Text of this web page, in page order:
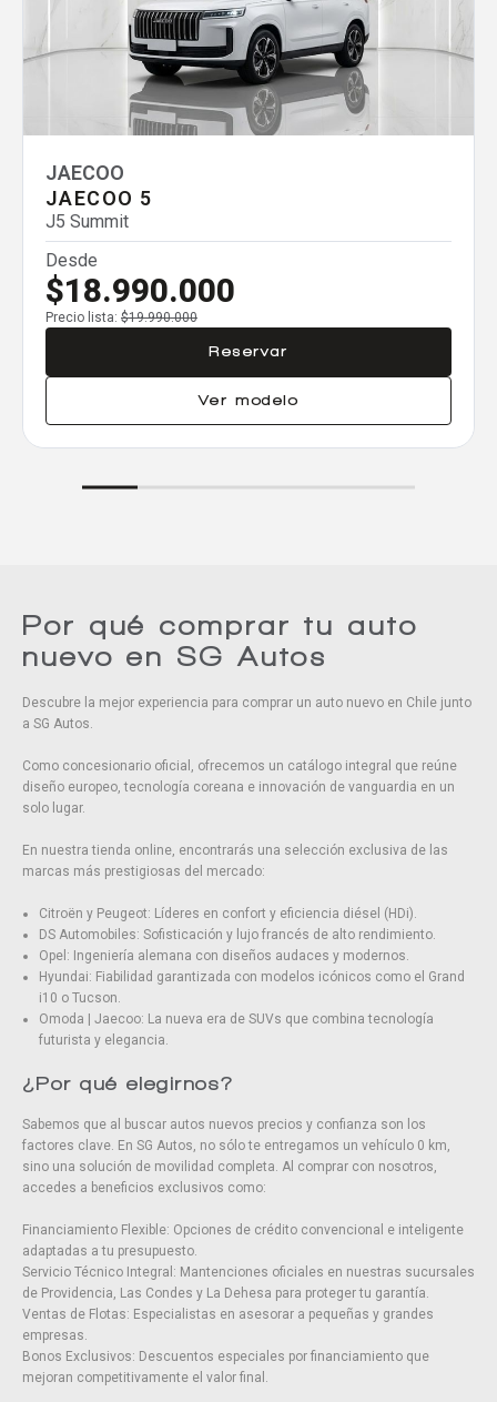
JAECOO
JAECOO 5
J5 Summit
Desde
$18.990.000
Precio lista: $19.990.000
Reservar
Ver modelo
Agregar un vehículo
Agregar un vehículo
Por qué comprar tu auto
nuevo en SG Autos
Descubre la mejor experiencia para comprar un auto nuevo en Chile junto
a SG Autos.
Como concesionario oficial, ofrecemos un catálogo integral que reúne
diseño europeo, tecnología coreana e innovación de vanguardia en un
solo lugar.
En nuestra tienda online, encontrarás una selección exclusiva de las
marcas más prestigiosas del mercado:
Citroën y Peugeot: Líderes en confort y eficiencia diésel (HDi).
DS Automobiles: Sofisticación y lujo francés de alto rendimiento.
Opel: Ingeniería alemana con diseños audaces y modernos.
Hyundai: Fiabilidad garantizada con modelos icónicos como el Grand
i10 o Tucson.
Omoda | Jaecoo: La nueva era de SUVs que combina tecnología
futurista y elegancia.
¿Por qué elegirnos?
Sabemos que al buscar autos nuevos precios y confianza son los
factores clave. En SG Autos, no sólo te entregamos un vehículo 0 km,
sino una solución de movilidad completa. Al comprar con nosotros,
accedes a beneficios exclusivos como:
Financiamiento Flexible: Opciones de crédito convencional e inteligente
adaptadas a tu presupuesto.
Servicio Técnico Integral: Mantenciones oficiales en nuestras sucursales
de Providencia, Las Condes y La Dehesa para proteger tu garantía.
Ventas de Flotas: Especialistas en asesorar a pequeñas y grandes
empresas.
Bonos Exclusivos: Descuentos especiales por financiamiento que
mejoran competitivamente el valor final.